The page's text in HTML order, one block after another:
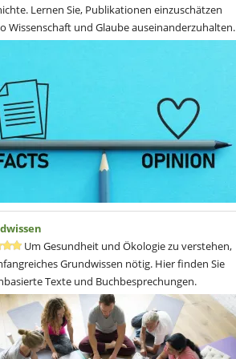
Avocado Rucola Salatist eines der zwei
Lernen Sie, Publikationen einzuschätzen
Wissenschaft und Glaube auseinanderzuhalten.
Um Gesundheit und Ökologie zu verstehen,
Grundwissen nötig. Hier finden Sie
Texte und Buchbesprechungen.